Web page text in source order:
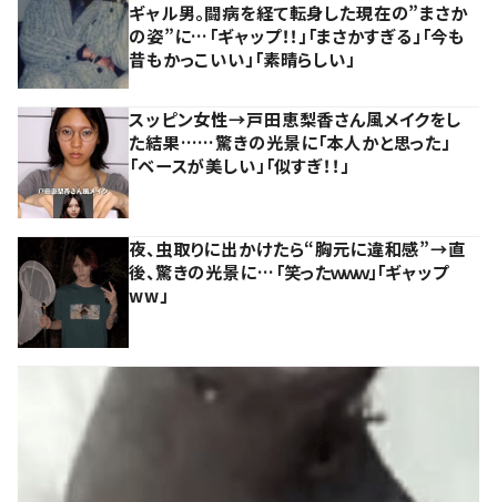
ギャル男。闘病を経て転身した現在の”まさか
の姿”に…「ギャップ！！」「まさかすぎる」「今も
昔もかっこいい」「素晴らしい」
スッピン女性→戸田恵梨香さん風メイクをし
た結果……驚きの光景に「本人かと思った」
「ベースが美しい」「似すぎ！！」
夜、虫取りに出かけたら“胸元に違和感”→直
後、驚きの光景に…「笑ったｗｗｗ」「ギャップ
ww」